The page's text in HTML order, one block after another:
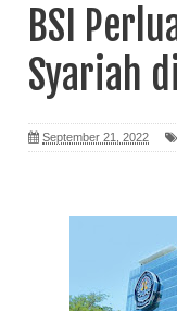
BSI
Syariah
September 21, 2022